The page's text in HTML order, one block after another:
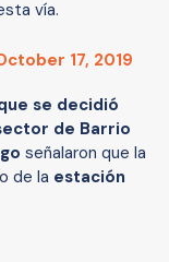
vía.
17, 2019
se decidió
de Barrio
señalaron que la
de la estación